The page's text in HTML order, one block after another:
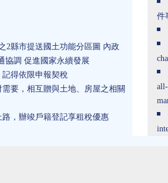
件
2縣市提送國土功能分區圖 內政
協調 促進國家永續發展
記得依限申報契稅
需要，相互贈與土地、房屋之相關
路，辦竣戶籍登記享租稅優惠